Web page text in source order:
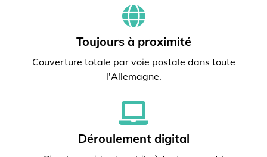
Toujours à proximité
Couverture totale par voie postale dans toute
l'Allemagne.
Déroulement digital